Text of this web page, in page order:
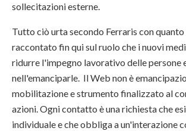
sollecitazioni esterne.
Tutto ciò urta secondo Ferraris con
raccontato fin qui sul ruolo che i nuovi
ridurre l'impegno lavorativo delle persone
nell'emanciparle. Il Web non è
mobilitazione e strumento finalizzato al
azioni. Ogni contatto è una richiesta che
individuale e che obbliga a un'interazione